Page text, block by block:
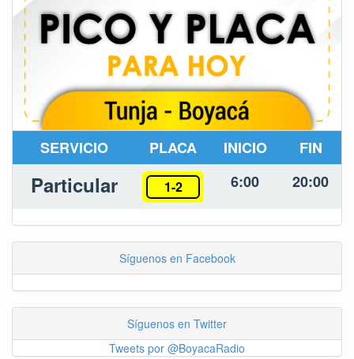
SERVICIO PLACA INICIO FIN
Particular 1-2 6:00 20:00
Síguenos en Facebook
Síguenos en Twitter
Tweets por @BoyacaRadio